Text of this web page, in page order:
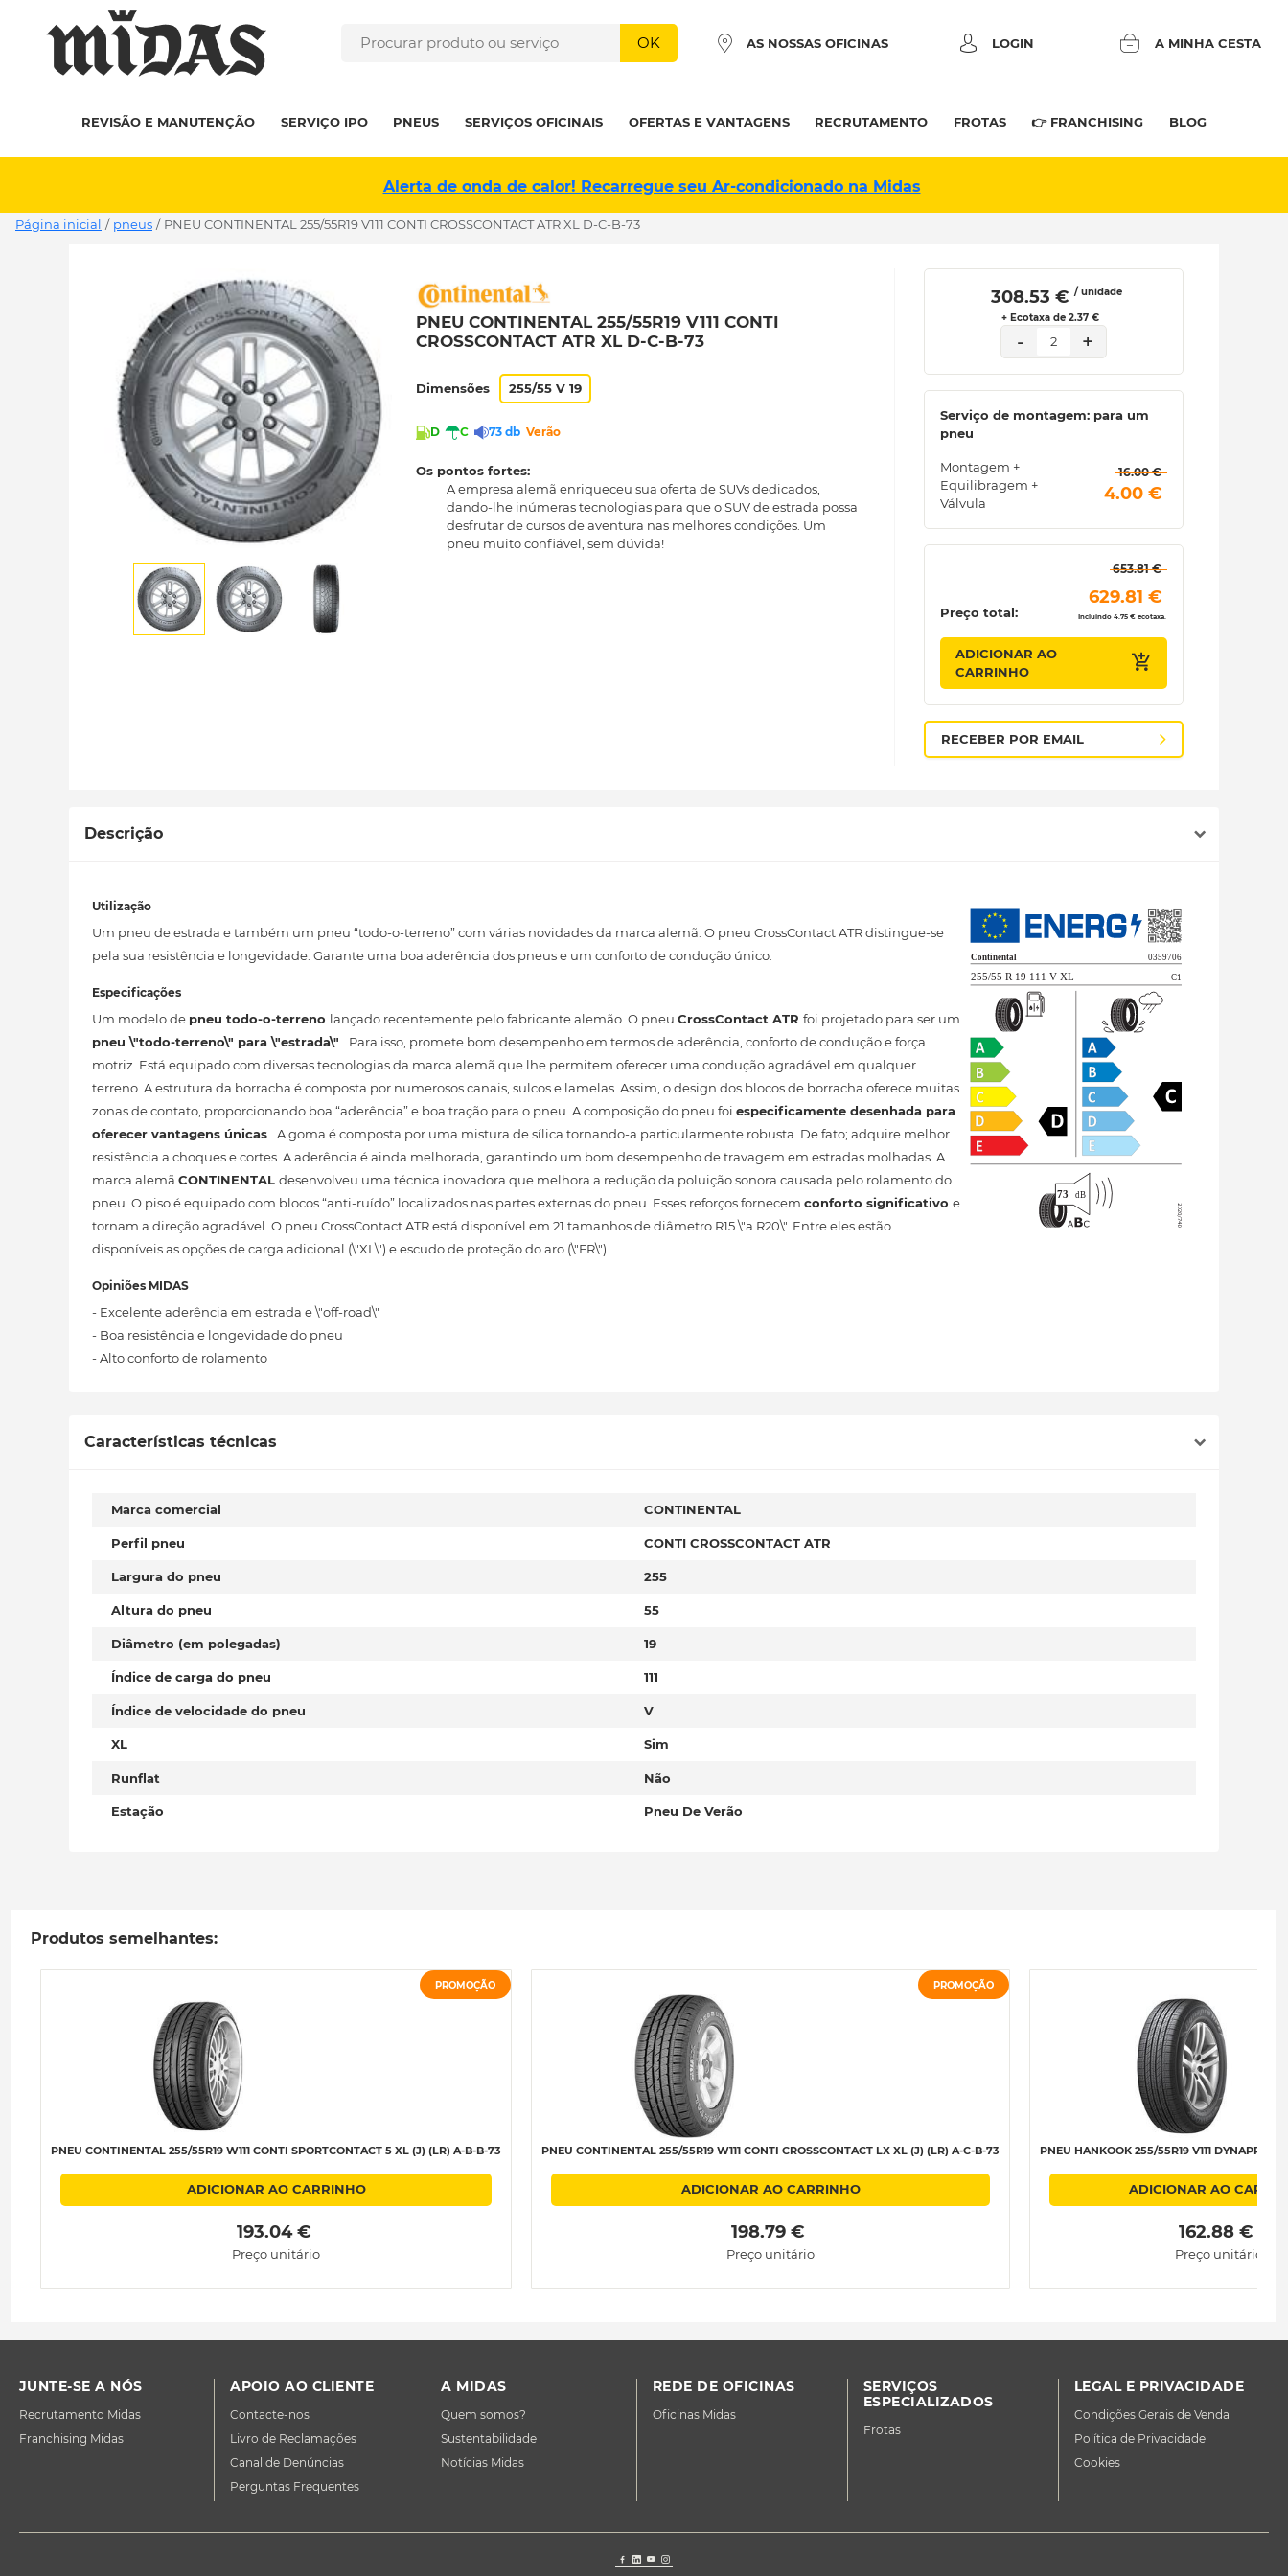
OK AS NOSSAS OFICINAS LOGIN A MINHA CESTA
REVISÃO E MANUTENÇÃO SERVIÇO IPO PNEUS SERVIÇOS OFICINAIS OFERTAS E VANTAGENS RECRUTAMENTO FROTAS 👉 FRANCHISING BLOG
Alerta de onda de calor! Recarregue seu Ar-condicionado na Midas
Página inicial / pneus / PNEU CONTINENTAL 255/55R19 V111 CONTI CROSSCONTACT ATR XL D-C-B-73
PNEU CONTINENTAL 255/55R19 V111 CONTI
CROSSCONTACT ATR XL D-C-B-73
Dimensões 255/55 V 19
D C 73 db Verão
Os pontos fortes:
A empresa alemã enriqueceu sua oferta de SUVs dedicados,
dando-lhe inúmeras tecnologias para que o SUV de estrada possa
desfrutar de cursos de aventura nas melhores condições. Um
pneu muito confiável, sem dúvida!
308.53 € / unidade
+ Ecotaxa de 2.37 €
- 2 +
Serviço de montagem: para um
pneu
Montagem +
Equilibragem +
Válvula
16.00 €
4.00 €
Preço total:
653.81 €
629.81 €
Incluindo 4.75 € ecotaxa.
ADICIONAR AO
CARRINHO
RECEBER POR EMAIL
Descrição
Utilização
Um pneu de estrada e também um pneu “todo-o-terreno” com várias novidades da marca alemã. O pneu CrossContact ATR distingue-se
pela sua resistência e longevidade. Garante uma boa aderência dos pneus e um conforto de condução único.
Especificações
Um modelo de pneu todo-o-terreno lançado recentemente pelo fabricante alemão. O pneu CrossContact ATR foi projetado para ser um
pneu \"todo-terreno\" para \"estrada\"
. Para isso, promete bom desempenho em termos de aderência, conforto de condução e força
motriz. Está equipado com diversas tecnologias da marca alemã que lhe permitem oferecer uma condução agradável em qualquer
terreno. A estrutura da borracha é composta por numerosos canais, sulcos e lamelas. Assim, o design dos blocos de borracha oferece muitas
zonas de contato, proporcionando boa “aderência” e boa tração para o pneu. A composição do pneu foi especificamente desenhada para
oferecer vantagens únicas
. A goma é composta por uma mistura de sílica tornando-a particularmente robusta. De fato; adquire melhor
resistência a choques e cortes. A aderência é ainda melhorada, garantindo um bom desempenho de travagem em estradas molhadas. A
marca alemã CONTINENTAL desenvolveu uma técnica inovadora que melhora a redução da poluição sonora causada pelo rolamento do
pneu. O piso é equipado com blocos “anti-ruído” localizados nas partes externas do pneu. Esses reforços fornecem conforto significativo e
tornam a direção agradável. O pneu CrossContact ATR está disponível em 21 tamanhos de diâmetro R15 \"a R20\". Entre eles estão
disponíveis as opções de carga adicional (\"XL\") e escudo de proteção do aro (\"FR\").
Opiniões MIDAS
- Excelente aderência em estrada e \"off-road\"
- Boa resistência e longevidade do pneu
- Alto conforto de rolamento
Características técnicas
Marca comercial CONTINENTAL
Perfil pneu CONTI CROSSCONTACT ATR
Largura do pneu 255
Altura do pneu 55
Diâmetro (em polegadas) 19
Índice de carga do pneu 111
Índice de velocidade do pneu V
XL Sim
Runflat Não
Estação Pneu De Verão
Produtos semelhantes:
PROMOÇÃO
PNEU CONTINENTAL 255/55R19 W111 CONTI SPORTCONTACT 5 XL (J) (LR) A-B-B-73
ADICIONAR AO CARRINHO
193.04 €
Preço unitário
PROMOÇÃO
PNEU CONTINENTAL 255/55R19 W111 CONTI CROSSCONTACT LX XL (J) (LR) A-C-B-73
ADICIONAR AO CARRINHO
198.79 €
Preço unitário
PNEU HANKOOK 255/55R19 V111 DYNAPRO
ADICIONAR AO
162.88 €
Preço unitário
JUNTE-SE A NÓS
Recrutamento Midas
Franchising Midas
APOIO AO CLIENTE
Contacte-nos
Livro de Reclamações
Canal de Denúncias
Perguntas Frequentes
A MIDAS
Quem somos?
Sustentabilidade
Notícias Midas
REDE DE OFICINAS
Oficinas Midas
SERVIÇOS
ESPECIALIZADOS
Frotas
LEGAL E PRIVACIDADE
Condições Gerais de Venda
Política de Privacidade
Cookies